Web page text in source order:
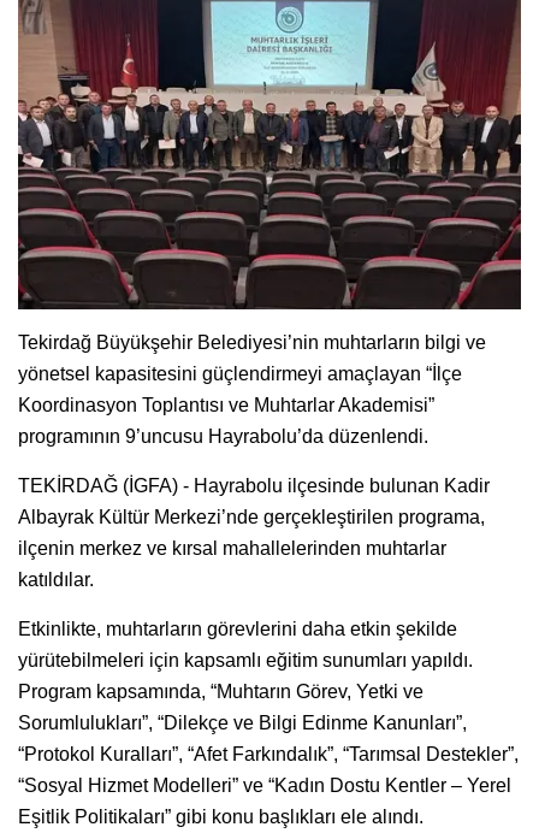
Tekirdağ Büyükşehir Belediyesi’nin muhtarların bilgi ve
yönetsel kapasitesini güçlendirmeyi amaçlayan “İlçe
Koordinasyon Toplantısı ve Muhtarlar Akademisi”
programının 9’uncusu Hayrabolu’da düzenlendi.
TEKİRDAĞ (İGFA) - Hayrabolu ilçesinde bulunan Kadir
Albayrak Kültür Merkezi’nde gerçekleştirilen programa,
ilçenin merkez ve kırsal mahallelerinden muhtarlar
katıldılar.
Etkinlikte, muhtarların görevlerini daha etkin şekilde
yürütebilmeleri için kapsamlı eğitim sunumları yapıldı.
Program kapsamında, “Muhtarın Görev, Yetki ve
Sorumlulukları”, “Dilekçe ve Bilgi Edinme Kanunları”,
“Protokol Kuralları”, “Afet Farkındalık”, “Tarımsal Destekler”,
“Sosyal Hizmet Modelleri” ve “Kadın Dostu Kentler – Yerel
Eşitlik Politikaları” gibi konu başlıkları ele alındı.